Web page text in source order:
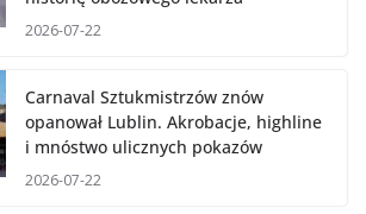
2026-07-22
Carnaval Sztukmistrzów znów
opanował Lublin. Akrobacje, highline
i mnóstwo ulicznych pokazów
2026-07-22